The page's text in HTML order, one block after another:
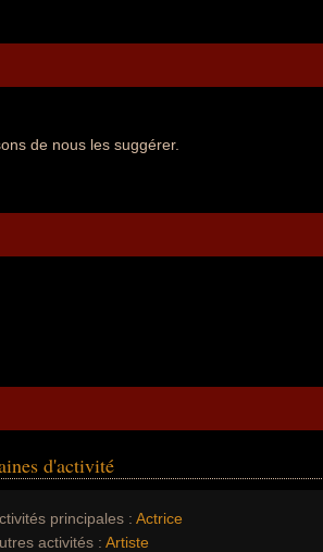
de nous les suggérer.
d'activité
principales : Actrice
activités : Artiste